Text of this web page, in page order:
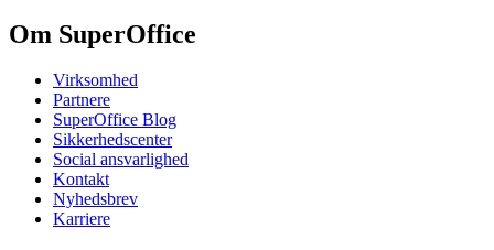
Om SuperOffice
Virksomhed
Partnere
SuperOffice Blog
Sikkerhedscenter
Social ansvarlighed
Kontakt
Nyhedsbrev
Karriere